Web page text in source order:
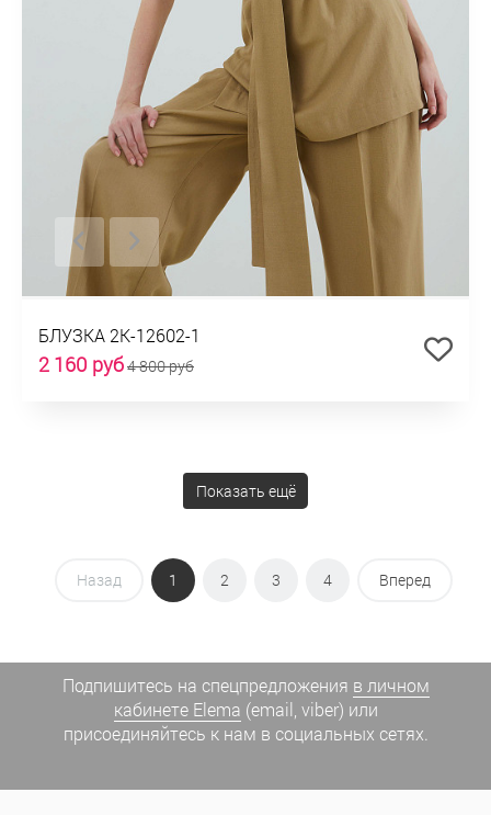
БЛУЗКА 2К-12602-1
2 160 руб4 800 руб
Показать ещё
Назад 1 2 3 4 Вперед
Подпишитесь на спецпредложения в личном
кабинете Elema (email, viber) или
присоединяйтесь к нам в социальных сетях.